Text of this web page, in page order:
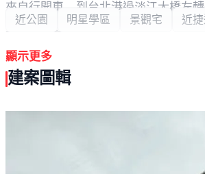
來自行開車---到台北港過淡江大橋左轉
直走到桃園機場
4.居高臨下，高枕無憂，沒有淹水憂慮
近公園 明星學區 景觀宅 近
顯示更多
建案圖輯